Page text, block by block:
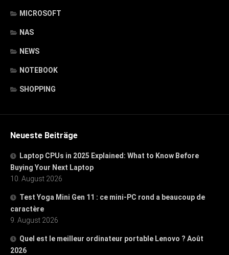
MICROSOFT
NAS
NEWS
NOTEBOOK
SHOPPING
Neueste Beiträge
Laptop CPUs in 2025 Explained: What to Know Before
Buying Your Next Laptop
10. August 2026
Test Yoga Mini Gen 11 : ce mini-PC rond a beaucoup de
caractère
9. August 2026
Quel est le meilleur ordinateur portable Lenovo ? Août
2026